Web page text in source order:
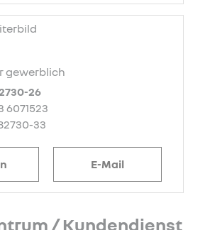
gewerblich
26
6071523
33
E-Mail
/ Kundendienst